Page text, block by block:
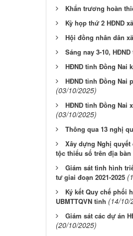
Khẩn trương hoàn
Kỳ họp thứ 2 HĐND
Hội đồng nhân dân
Sáng nay 3-10,
HĐND tỉnh Đồng Nai
HĐND tỉnh Đồng Nai
(03/10/2025)
HĐND tỉnh Đồng Nai
(03/10/2025)
Thông qua 13 nghị
Xây dựng Nghị
tộc thiểu số trên địa
Giám sát tình hình
tư giai đoạn 2021-2025
Ký kết Quy chế phối
UBMTTQVN tỉnh (14/10/
Giám sát các dự án
(20/10/2025)